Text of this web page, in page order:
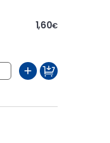
1,60€
+